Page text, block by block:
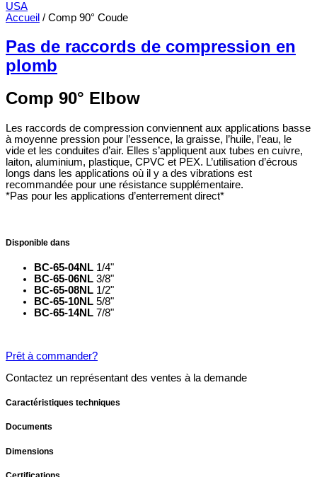
USA
Accueil / Comp 90° Coude
Pas de raccords de compression en
plomb
Comp 90° Elbow
Les raccords de compression conviennent aux applications basse
à moyenne pression pour l’essence, la graisse, l’huile, l’eau, le
vide et les conduites d’air. Elles s’appliquent aux tubes en cuivre,
laiton, aluminium, plastique, CPVC et PEX. L’utilisation d’écrous
longs dans les applications où il y a des vibrations est
recommandée pour une résistance supplémentaire.
*Pas pour les applications d’enterrement direct*
Disponible dans
BC-65-04NL 1/4"
BC-65-06NL 3/8"
BC-65-08NL 1/2"
BC-65-10NL 5/8"
BC-65-14NL 7/8"
Prêt à commander?
Contactez un représentant des ventes à la demande
Caractéristiques techniques
Documents
Dimensions